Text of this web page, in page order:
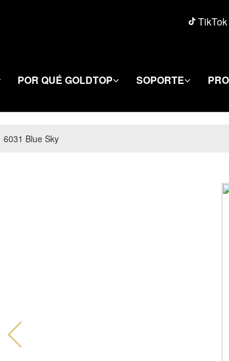
TikTok
POR QUÉ GOLDTOP SOPORTE
6031 Blue Sky